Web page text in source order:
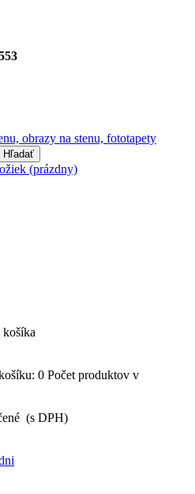
Hľadať
(prázdny)
0 Počet produktov v
(s DPH)